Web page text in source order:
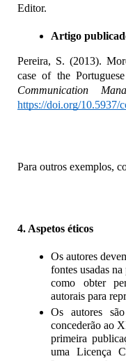
Editor.
Artigo
Pereira, S. (2013).
Communication
https://doi.org/10.5937/
Para outros exemplos,
4. Aspetos éticos
Os autores
fontes usadas
como obter
autorais para
Os autores
concederão ao
primeira
uma Licença